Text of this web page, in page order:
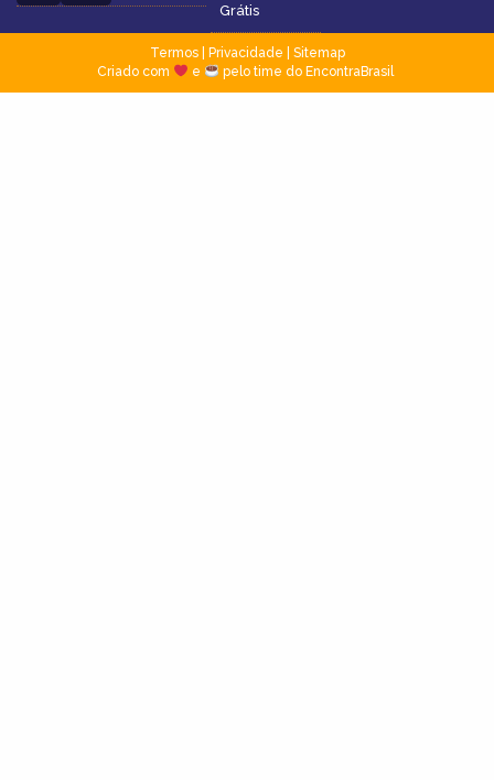
Grátis
Termos| Privacidade
Sitemap
Criado com
e pelo time do EncontraBrasil